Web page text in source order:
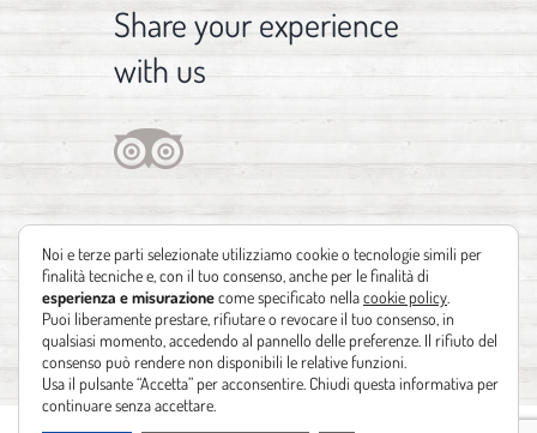
Share your experience
with us
Noi e terze parti selezionate utilizziamo cookie o tecnologie simili per
finalità tecniche e, con il tuo consenso, anche per le finalità di
esperienza e misurazionecome specificato nellacookie policy
Puoi liberamente prestare, rifiutare o revocare il tuo consenso, in
qualsiasi momento, accedendo al pannello delle preferenze. Il rifiuto del
consenso può rendere non disponibili le relative funzioni.
Usa il pulsante “Accetta” per acconsentire. Chiudi questa informativa per
continuare senza accettare.